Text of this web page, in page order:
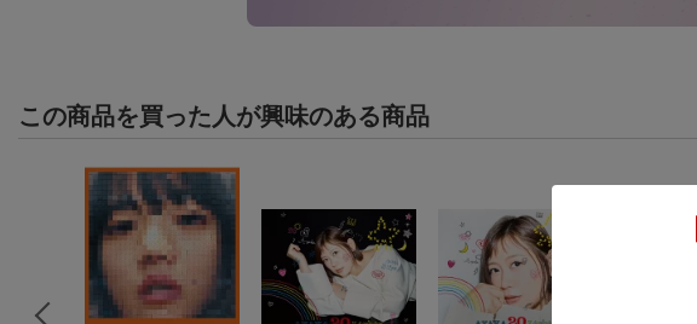
この商品を買った人が興味のある商品